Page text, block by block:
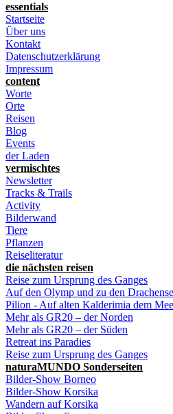
essentials
Startseite
Über uns
Kontakt
Datenschutzerklärung
Impressum
content
Worte
Orte
Reisen
Blog
Events
der Laden
vermischtes
Newsletter
Tracks & Trails
Activity
Bilderwand
Tiere
Pflanzen
Reiseliteratur
die nächsten reisen
Reise zum Ursprung des Ganges
Auf den Olymp und zu den
Pilion - Auf alten Kalderimia dem
Mehr als GR20 – der Norden
Mehr als GR20 – der Süden
Retreat ins Paradies
Reise zum Ursprung des Ganges
naturaMUNDO Sonderseiten
Bilder-Show Borneo
Bilder-Show Korsika
Wandern auf Korsika